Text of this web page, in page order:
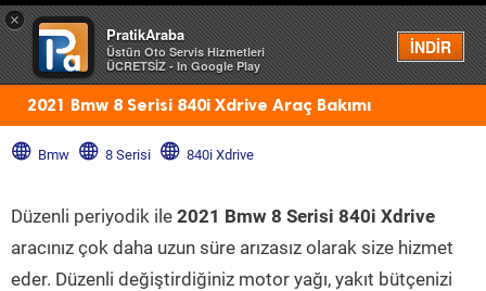
×
PratikAraba
Üstün Oto Servis Hizmetleri
ÜCRETSİZ - In Google Play
İNDİR
Menü
2021 Bmw 8 Serisi 840i Xdrive Araç Bakımı
Bmw 8 Serisi 840i Xdrive
Düzenli periyodik ile 2021 Bmw 8 Serisi 840i Xdrive
aracınız çok daha uzun süre arızasız olarak size hizmet
eder. Düzenli değiştirdiğiniz motor yağı, yakıt bütçenizi